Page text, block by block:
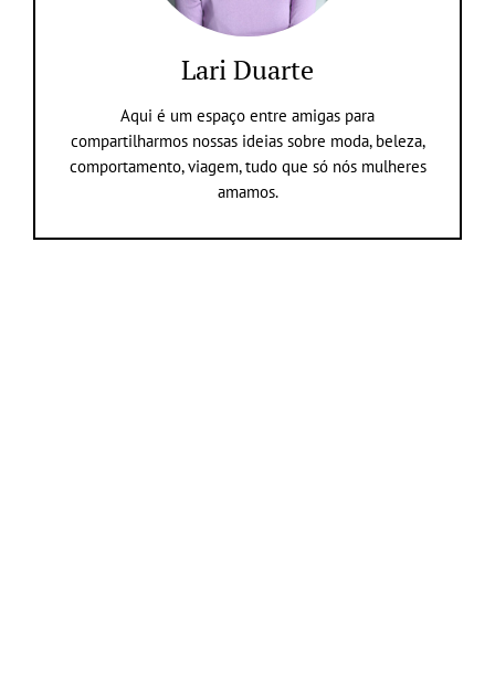
Lari Duarte
Aqui é um espaço entre amigas para
compartilharmos nossas ideias sobre moda, beleza,
comportamento, viagem, tudo que só nós mulheres
amamos.